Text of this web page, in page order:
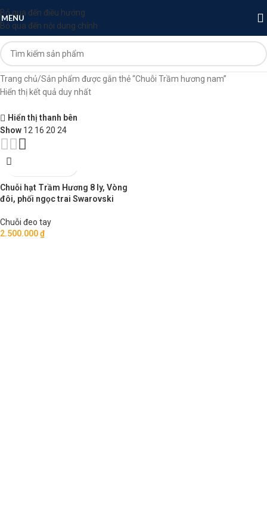
Bỏ qua đến điều hướng
Bỏ qua đến nội dung chính
MENU
Trang chủ Sản phẩm được gắn thẻ “Chuỗi Trầm hương nam”
Hiển thị kết quả duy nhất
Hiển thị thanh bên
Show 12 16 20 24
Chuỗi hạt Trầm Hương 8 ly, Vòng
đôi, phối ngọc trai Swarovski
Chuỗi đeo tay
2.500.000₫